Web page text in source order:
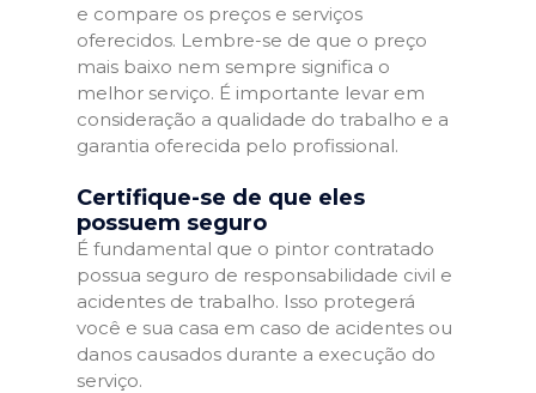
e compare os preços e serviços
oferecidos. Lembre-se de que o preço
mais baixo nem sempre significa o
melhor serviço. É importante levar em
consideração a qualidade do trabalho e a
garantia oferecida pelo profissional.
Certifique-se de que eles
possuem seguro
É fundamental que o pintor contratado
possua seguro de responsabilidade civil e
acidentes de trabalho. Isso protegerá
você e sua casa em caso de acidentes ou
danos causados durante a execução do
serviço.